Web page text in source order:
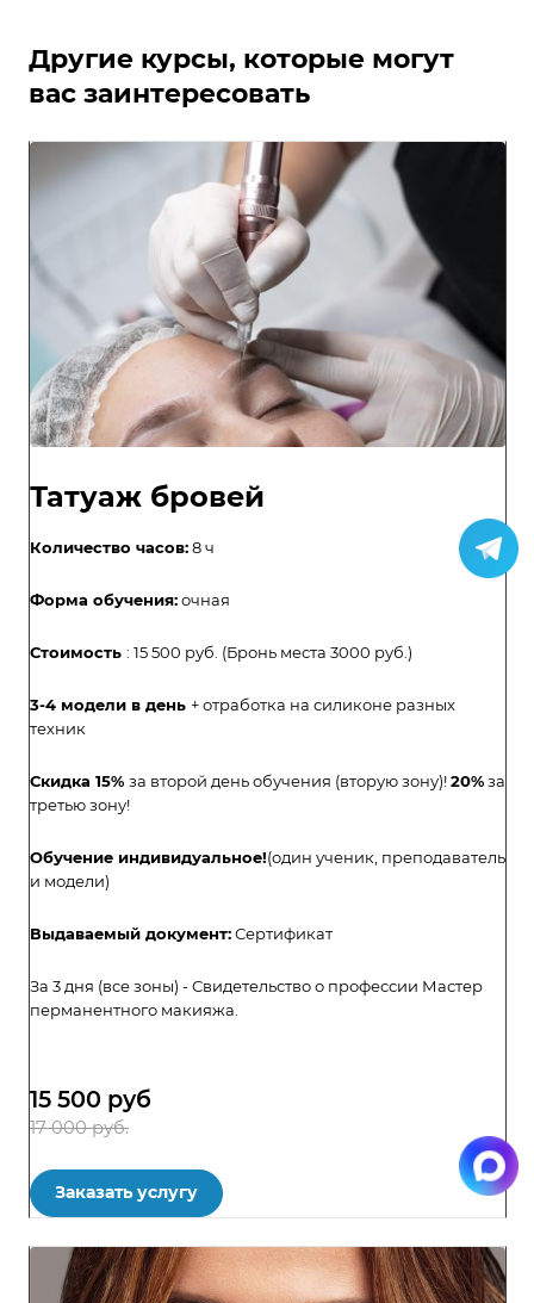
Другие курсы, которые могут
вас заинтересовать
Татуаж бровей
Количество часов:8 ч
Форма обучения:очная
Стоимость : 15 500 руб. (Бронь места 3000 руб.)
3-4 модели в день + отработка на силиконе разных
техник
Скидка 15% за второй день обучения (вторую зону)!20%за
третью зону!
Обучение индивидуальное!(один ученик, преподаватель
и модели)
Выдаваемый документ:Сертификат
За 3 дня (все зоны) - Свидетельство о профессии Мастер
перманентного макияжа.
15 500 руб
17 000 руб.
Заказать услугу